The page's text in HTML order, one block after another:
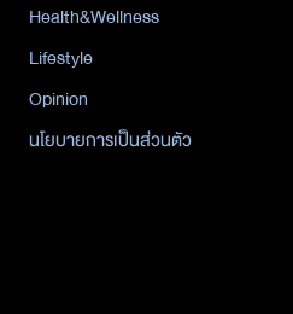
Health&Wellness
Lifestyle
Opinion
นโยบายการเป็นส่วนตัว